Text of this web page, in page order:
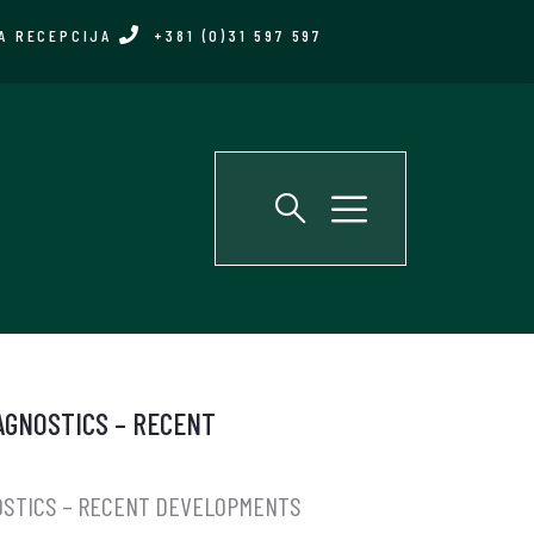
RECEPCIJA +381 (0)31 597 597
– RECENT
– RECENT DEVELOPMENTS